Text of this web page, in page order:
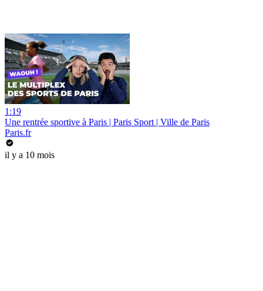
1:19
Une rentrée sportive à Paris | Paris Sport | Ville de Paris
Paris.fr
il y a 10 mois